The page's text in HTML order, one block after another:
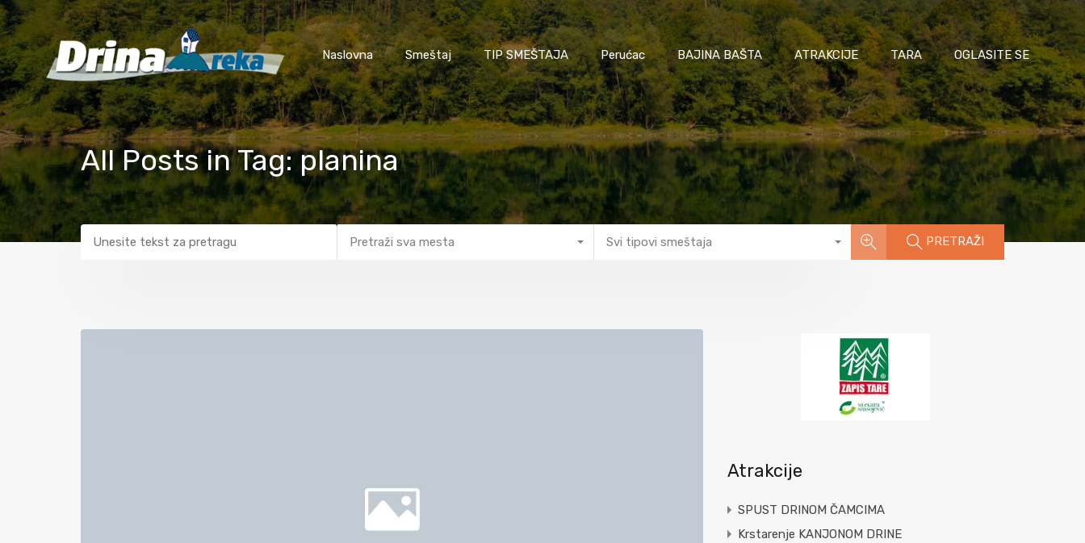
Naslovna Smeštaj TIP SMEŠTAJA Perućac BAJINA BAŠTA ATRAKCIJE TARA OGLASITE SE
All Posts in Tag: planina
Pretraži sva mesta Svi tipovi smeštaja PRETRAŽI
Atrakcije
SPUST DRINOM ČAMCIMA
Krstarenje KANJONOM DRINE